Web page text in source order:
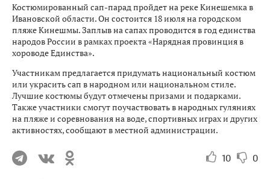
Костюмированный сап-парад пройдет на реке Кинешемка в
Ивановской области. Он состоится 18 июля на городском
пляже Кинешмы. Заплыв на сапах проводится в год единства
народов России в рамках проекта «Нарядная провинция в
хороводе Единства».
Участникам предлагается придумать национальный костюм
или украсить сап в народном или национальном стиле.
Лучшие костюмы будут отмечены призами и подарками.
Также участники смогут поучаствовать в народных гуляниях
на пляже и соревнования на воде, спортивных играх и других
активностях, сообщают в местной администрации.
10 0